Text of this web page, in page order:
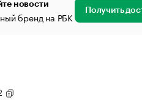
новости
бренд на РБК Получить